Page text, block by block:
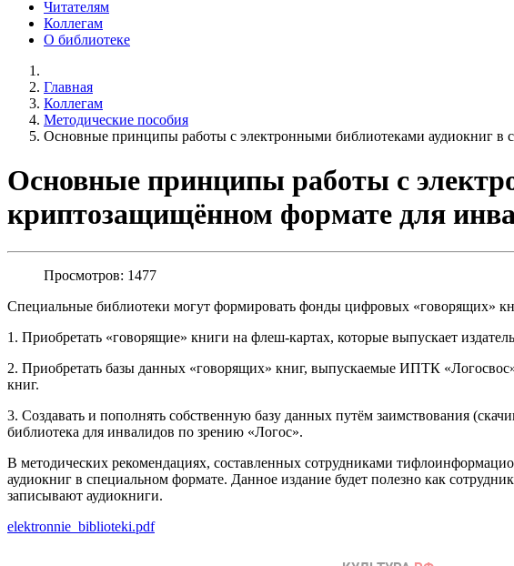
Читателям
Коллегам
О библиотеке
Главная
Коллегам
Методические пособия
Основные принципы работы с электронными библиотеками аудиокниг в
Основные принципы работы с
криптозащищённом формате для
Просмотров: 1477
Специальные библиотеки могут формировать фонды цифровых «говорящих»
1. Приобретать «говорящие» книги на флеш-картах, которые выпускает
2. Приобретать базы данных «говорящих» книг, выпускаемые ИПТК
книг.
3. Создавать и пополнять собственную базу данных путём заимствования
библиотека для инвалидов по зрению «Логос».
В методических рекомендациях, составленных сотрудниками
аудиокниг в специальном формате. Данное издание будет полезно как
записывают аудиокниги.
elektronnie_biblioteki.pdf